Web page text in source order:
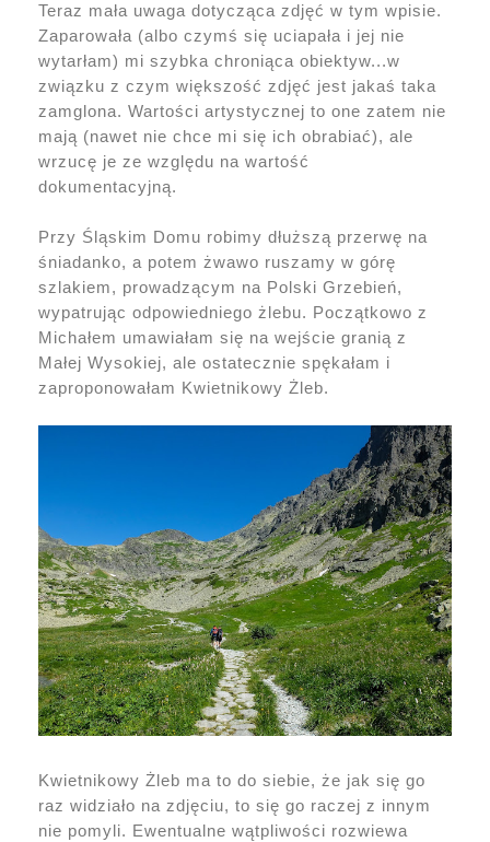
Teraz mała uwaga dotycząca zdjęć w tym wpisie.
Zaparowała (albo czymś się uciapała i jej nie
wytarłam) mi szybka chroniąca obiektyw...w
związku z czym większość zdjęć jest jakaś taka
zamglona. Wartości artystycznej to one zatem nie
mają (nawet nie chce mi się ich obrabiać), ale
wrzucę je ze względu na wartość
dokumentacyjną.
Przy Śląskim Domu robimy dłuższą przerwę na
śniadanko, a potem żwawo ruszamy w górę
szlakiem, prowadzącym na Polski Grzebień,
wypatrując odpowiedniego żlebu. Początkowo z
Michałem umawiałam się na wejście granią z
Małej Wysokiej, ale ostatecznie spękałam i
zaproponowałam Kwietnikowy Żleb.
Kwietnikowy Żleb ma to do siebie, że jak się go
raz widziało na zdjęciu, to się go raczej z innym
nie pomyli. Ewentualne wątpliwości rozwiewa